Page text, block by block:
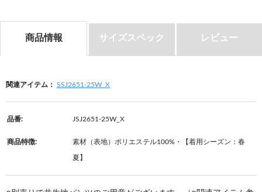
商品情報 サイズスペック レビュー
関連アイテム： SSJ2651-25W_X
品番: JSJ2651-25W_X
商品特徴: 素材（表地）ポリエステル100%・【着用シーズン：春
夏】